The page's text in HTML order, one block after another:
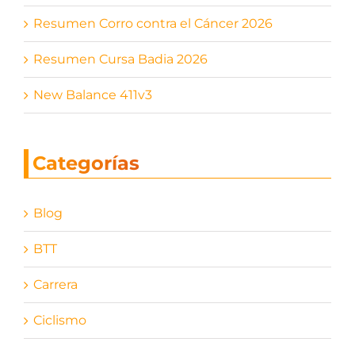
Resumen Corro contra el Cáncer 2026
Resumen Cursa Badia 2026
New Balance 411v3
Categorías
Blog
BTT
Carrera
Ciclismo